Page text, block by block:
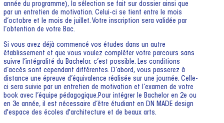
année du programme), la sélection se fait sur dossier ainsi que
par un entretien de motivation. Celui-ci se tient entre le mois
d’octobre et le mois de juillet. Votre inscription sera validée par
l’obtention de votre Bac.
Si vous avez déjà commencé vos études dans un autre
établissement et que vous voulez compléter votre parcours sans
suivre l’intégralité du Bachelor, c’est possible. Les conditions
d’accès sont cependant différentes. D’abord, vous passerez à
distance une épreuve d’équivalence réalisée sur une journée. Celle-
ci sera suivie par un entretien de motivation et l’examen de votre
book avec l’équipe pédagogique.Pour intégrer le Bachelor en 2e ou
en 3e année, il est nécessaire d’être étudiant en DN MADE design
d'espace des écoles d'architecture et de beaux arts.